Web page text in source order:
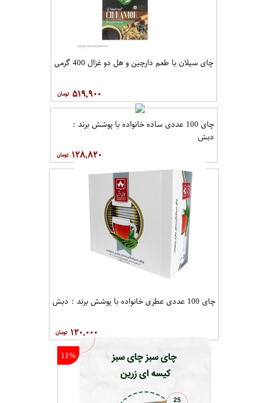
چای سیلان با طعم دارچین و هل دو غزال 400 گرمی
۵۱۹,۹۰۰
چای 100 عددی ساده خانواده با پوشش برند :
دبش
۱۲۸,۸۲۰
چای 100 عددی عطری خانواده با پوشش برند : دبش
۱۲۰,۰۰۰
11%